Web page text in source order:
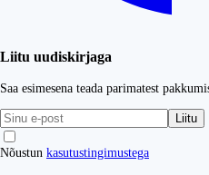
Liitu uudiskirjaga
Saa esimesena teada parimatest
Liitu
Nõustun kasutustingimustega